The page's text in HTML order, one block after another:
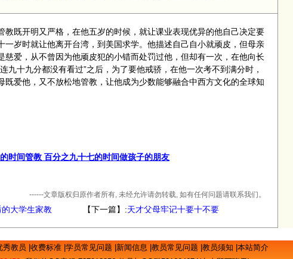
教既开明又严格，在他五岁的时候，就让课业表现优异的他自己决定要
一岁时就让他离开台湾，到美国求学。他描述自己自小就顽皮，但母亲
慈爱，从不曾因为他顽皮犯的小错而处罚过他，但却有一次，在他向长
九十九分都没有看过”之后，为了要他戒骄，在他一次考不到满分时，
既爱他，又不放松地管教，让他成为少数能够融合中西方文化的全球知
时间管教 百分之九十七的时间做孩子的朋友
------文章版权归原作者所有, 未经允许请勿转载, 如有任何问题请联系我们。
大学生家教 【下一篇】:天才父母牢记十要十不要
秀教员 收费标准 学员常见问题 新闻信息 教员常见问题 教员须知 本站简介